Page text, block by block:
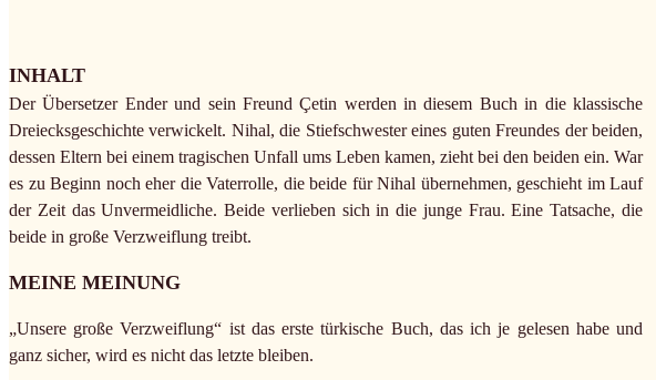
INHALT
Der Übersetzer Ender und sein Freund Çetin werden in diesem Buch in die klassische
Dreiecksgeschichte verwickelt. Nihal, die Stiefschwester eines guten Freundes der beiden,
dessen Eltern bei einem tragischen Unfall ums Leben kamen, zieht bei den beiden ein. War
es zu Beginn noch eher die Vaterrolle, die beide für Nihal übernehmen, geschieht im Lauf
der Zeit das Unvermeidliche. Beide verlieben sich in die junge Frau. Eine Tatsache, die
beide in große Verzweiflung treibt.
MEINE MEINUNG
„Unsere große Verzweiflung“ ist das erste türkische Buch, das ich je gelesen habe und
ganz sicher, wird es nicht das letzte bleiben.